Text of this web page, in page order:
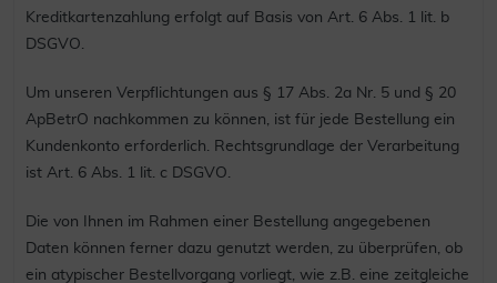
Kreditkartenzahlung erfolgt auf Basis von Art. 6 Abs. 1 lit. b
DSGVO.
Um unseren Verpflichtungen aus § 17 Abs. 2a Nr. 5 und § 20
ApBetrO nachkommen zu können, ist für jede Bestellung ein
Kundenkonto erforderlich. Rechtsgrundlage der Verarbeitung
ist Art. 6 Abs. 1 lit. c DSGVO.
Die von Ihnen im Rahmen einer Bestellung angegebenen
Daten können ferner dazu genutzt werden, zu überprüfen, ob
ein atypischer Bestellvorgang vorliegt, wie z.B. eine zeitgleiche